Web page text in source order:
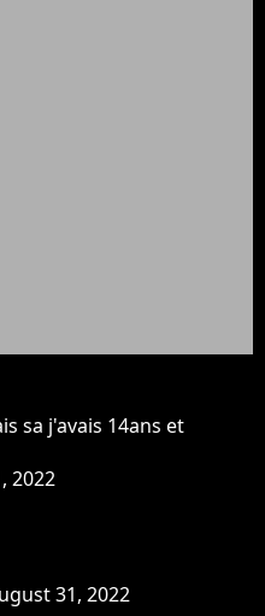
sa j'avais 14ans et
2022
31, 2022